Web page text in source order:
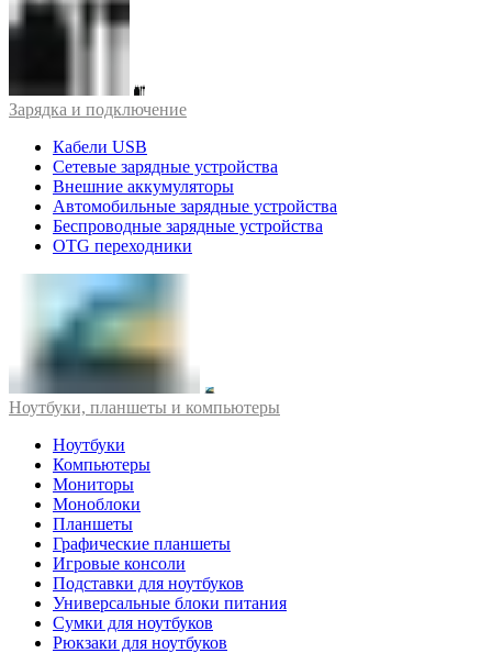
Зарядка и подключение
Кабели USB
Сетевые зарядные устройства
Внешние аккумуляторы
Автомобильные зарядные устройства
Беспроводные зарядные устройства
OTG переходники
Ноутбуки, планшеты и компьютеры
Ноутбуки
Компьютеры
Мониторы
Моноблоки
Планшеты
Графические планшеты
Игровые консоли
Подставки для ноутбуков
Универсальные блоки питания
Сумки для ноутбуков
Рюкзаки для ноутбуков